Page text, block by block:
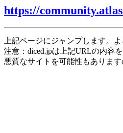
https://
上記ページにジャンプします。
注意：diced.jpは上記URLの内容
悪質なサイトを可能性もありま